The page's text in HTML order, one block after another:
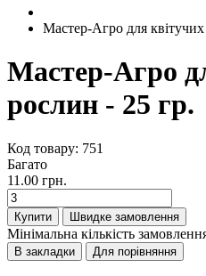
Мастер-Агро для
Мастер-Агро
рослин - 25 гр.
Код товару: 751
Багато
11.00 грн.
Купити Швидке замовлення
Мінімальна кількість
В закладки Для порівняння